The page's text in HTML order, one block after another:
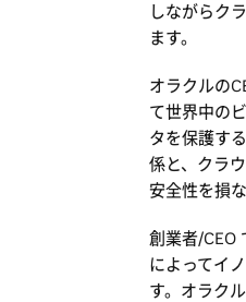
しながらク
ます。
オラクルの
て世界中の
タを保護す
係と、クラ
安全性を損
創業者/CEO
によってイ
す。オラク